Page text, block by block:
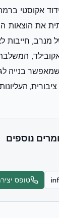
את הוצאות
מנרב, חייבות
ה-6-ב-1 של
נוספים
טופס